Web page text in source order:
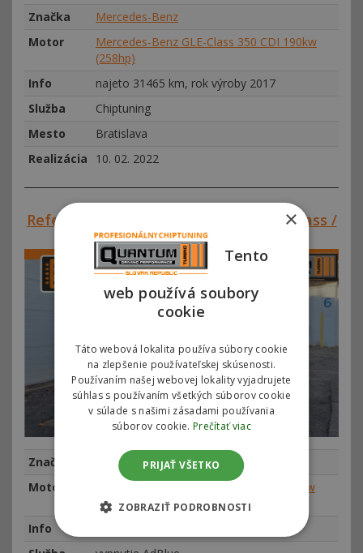
Značka
Mercedes-Benz
Motor
Mercedes-Benz GLE-Class 350 CDI 190kw
(258hp)
Info
najeto 31465 km, rok výroby 2017
Služba
Chiptuning
Mesto
Bratislava
Realizácia
10. 02. 2022
Referencie SVK#00299 – Mercedes V-Class /
Vito III 220 CDI 140kw (190hp)
Značka
Mercedes-Benz
Motor
Mercedes V-Class / Vito III 220 CDI 140kw
(190hp)
Info
×
Tento
web používá soubory
cookie
Táto webová lokalita používa súbory cookie
na zlepšenie používateľskej skúsenosti.
Používaním našej webovej lokality vyjadrujete
súhlas s používaním všetkých súborov cookie
v súlade s našimi zásadami používania
súborov cookie. Prečítať viac
PRIJAŤ VŠETKO
ZOBRAZIŤ PODROBNOSTI